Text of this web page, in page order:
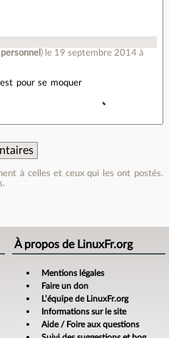
) le 19 septembre 2014 à
pour se moquer
à celles et ceux qui les ont postés.
À propos de LinuxFr.org
Mentions légales
Faire un don
L’équipe de LinuxFr.org
Informations sur le site
Aide / Foire aux questions